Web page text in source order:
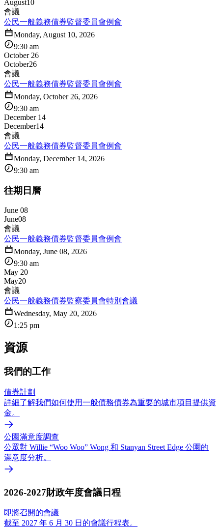
August10
會議
公民一般義務債券監督委員會例會
Monday, August 10, 2026
9:30 am
October 26
October26
會議
公民一般義務債券監督委員會例會
Monday, October 26, 2026
9:30 am
December 14
December14
會議
公民一般義務債券監督委員會例會
Monday, December 14, 2026
9:30 am
往期日曆
June 08
June08
會議
公民一般義務債券監督委員會例會
Monday, June 08, 2026
9:30 am
May 20
May20
會議
公民一般義務債券監察委員會特別會議
Wednesday, May 20, 2026
1:25 pm
資源
我們的工作
債券計劃
詳細了解我們如何使用一般債務債券為重要的城市項目提供資
金。
公園滿意度調查
公眾對 Willie “Woo Woo” Wong 和 Stanyan Street Edge 公園的
滿意度分析。
2026-2027財政年度會議日程
即將召開的會議
截至 2027 年 6 月 30 日的會議行程表。